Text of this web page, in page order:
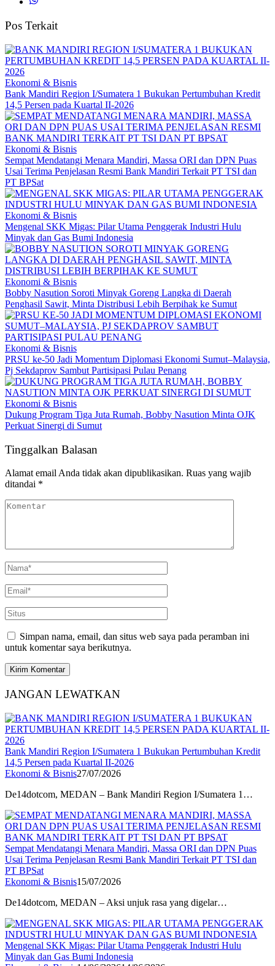
Pos Terkait
Ekonomi & Bisnis
Bank Mandiri Region I/Sumatera 1 Bukukan Pertumbuhan Kredit
14,5 Persen pada Kuartal II-2026
Ekonomi & Bisnis
Sempat Mendatangi Menara Mandiri, Massa ORI dan DPN Puas
Usai Terima Penjelasan Resmi Bank Mandiri Terkait PT TSI dan
PT BPSat
Ekonomi & Bisnis
Mengenal SKK Migas: Pilar Utama Penggerak Industri Hulu
Minyak dan Gas Bumi Indonesia
Ekonomi & Bisnis
Bobby Nasution Soroti Minyak Goreng Langka di Daerah
Penghasil Sawit, Minta Distribusi Lebih Berpihak ke Sumut
Ekonomi & Bisnis
PRSU ke-50 Jadi Momentum Diplomasi Ekonomi Sumut–Malaysia,
Pj Sekdaprov Sambut Partisipasi Pulau Penang
Ekonomi & Bisnis
Dukung Program Tiga Juta Rumah, Bobby Nasution Minta OJK
Perkuat Sinergi di Sumut
Tinggalkan Balasan
Alamat email Anda tidak akan dipublikasikan. Ruas yang wajib
ditandai *
Simpan nama, email, dan situs web saya pada peramban ini
untuk komentar saya berikutnya.
JANGAN LEWATKAN
Bank Mandiri Region I/Sumatera 1 Bukukan Pertumbuhan Kredit
14,5 Persen pada Kuartal II-2026
Ekonomi & Bisnis27/07/2026
De14dotcom, MEDAN – Bank Mandiri Region I/Sumatera 1…
Sempat Mendatangi Menara Mandiri, Massa ORI dan DPN Puas
Usai Terima Penjelasan Resmi Bank Mandiri Terkait PT TSI dan
PT BPSat
Ekonomi & Bisnis15/07/2026
De14dotcom, MEDAN – Aksi unjuk rasa yang digelar…
Mengenal SKK Migas: Pilar Utama Penggerak Industri Hulu
Minyak dan Gas Bumi Indonesia